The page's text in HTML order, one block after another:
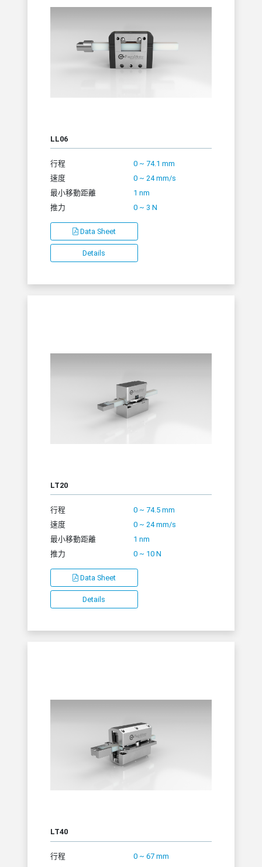
LL06
Data Sheet
Details
行程
0 ~ 74.1 mm
速度
0 ~ 24 mm/s
最小移動距離
1 nm
推力
0 ~ 3 N
LT20
Data Sheet
Details
行程
0 ~ 74.5 mm
速度
0 ~ 24 mm/s
最小移動距離
1 nm
推力
0 ~ 10 N
LT40
行程
0 ~ 67 mm